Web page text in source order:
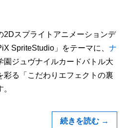
2Dスプライトアニメーションデ
SpriteStudio」をテーマに、 ナ
園ジュヴナイルカードバトル大
彩る「こだわりエフェクトの裏
続きを読む →